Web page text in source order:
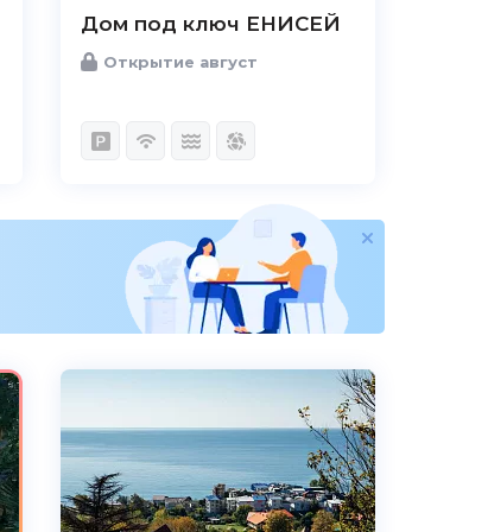
Дом под ключ ЕНИСЕЙ
Открытие август
Комфорт
Расположение Великолепно
Удобства Великолепно